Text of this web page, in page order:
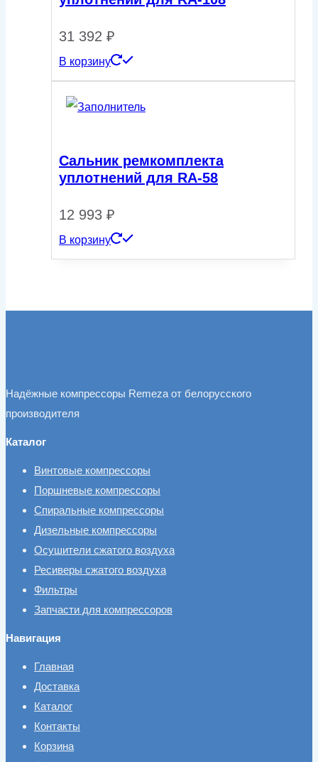
31 392 ₽
В корзину
Сальник ремкомплекта
уплотнений для RA-58
12 993 ₽
В корзину
Надёжные компрессоры Remeza от белорусского
производителя
Каталог
Винтовые компрессоры
Поршневые компрессоры
Спиральные компрессоры
Дизельные компрессоры
Осушители сжатого воздуха
Ресиверы сжатого воздуха
Фильтры
Запчасти для компрессоров
Навигация
Главная
Доставка
Каталог
Контакты
Корзина